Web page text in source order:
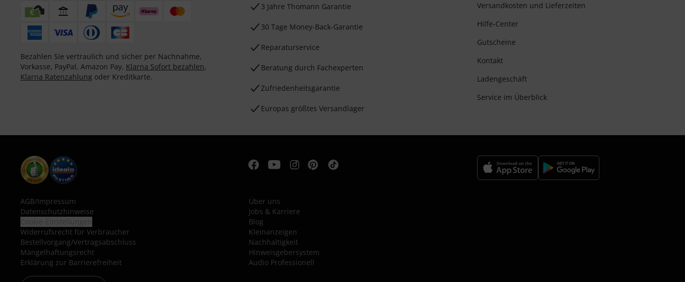
Bezahlen Sie vertraulich und sicher per Nachnahme,
Vorkasse, PayPal, Amazon Pay, Klarna Sofort bezahlen,
Klarna Ratenzahlung oder Kreditkarte.
3 Jahre Thomann Garantie
30 Tage Money-Back-Garantie
Reparaturservice
Beratung durch Fachexperten
Zufriedenheitsgarantie
Europas größtes Versandlager
Versandkosten und Lieferzeiten
Hilfe-Center
Gutscheine
Kontakt
Ladengeschäft
Service im Überblick
AGB/Impressum
Datenschutzhinweise
Widerrufsrecht für Verbraucher
Bestellvorgang/Vertragsabschluss
Mängelhaftungsrecht
Erklärung zur Barrierefreiheit
Über uns
Jobs & Karriere
Blog
Kleinanzeigen
Nachhaltigkeit
Hinweisgebersystem
Audio Professionell